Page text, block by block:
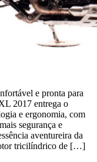
e pronta para
2017 entrega o
e ergonomia, com
segurança e
aventureira da
tricilíndrico de […]